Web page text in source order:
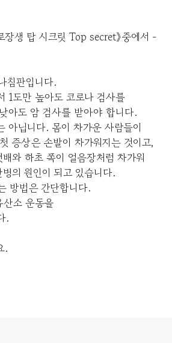
장생 탑 시크릿 Top secret》중에서 -
침판입니다.
1도만 높아도 코로나 검사를
아도 암 검사를 받아야 합니다.
아닙니다. 몸이 차가운 사람들이
증상은 손발이 차가워지는 것이고,
와 하초 쪽이 얼음장처럼 차가워
의 원인이 되고 있습니다.
방법은 간단합니다.
소 운동을
.
.